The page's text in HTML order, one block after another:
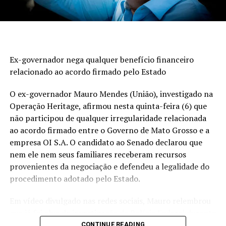
as principais bandeiras da campanha estão o
fortalecimento das políticas de enfrentamento à
ações de prevenção.
feminina. Para a vice-presidência foi escolhida a também
advogadaFabiana Torquato, especialista em
regularização fundiária e ex-dirigente de órgãos
públicos do Distrito Federal.
Além de representar uma renovação para o partido, a
candidatura de Clariana simboliza uma mudança
histórica dentro do Democracia Cristã. Pela primeira vez
encerrando uma sequência de seis disputas presidenciais
Ex-governador nega qualquer benefício financeiro
relacionado ao acordo firmado pelo Estado
O ex-governador Mauro Mendes (União), investigado na
Operação Heritage, afirmou nesta quinta-feira (6) que
não participou de qualquer irregularidade relacionada
ao acordo firmado entre o Governo de Mato Grosso e a
empresa OI S.A. O candidato ao Senado declarou que
nem ele nem seus familiares receberam recursos
provenientes da negociação e defendeu a legalidade do
procedimento adotado pelo Estado.
CONTINUE READING